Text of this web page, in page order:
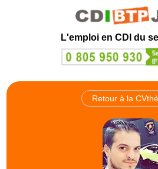
L'emploi en CDI du
Retour à la